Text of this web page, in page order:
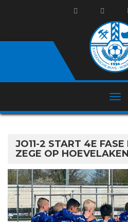
JO11-2 START 4E
ZEGE OP HOEVELAKEN